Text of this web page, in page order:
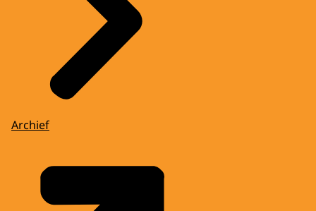
Archief